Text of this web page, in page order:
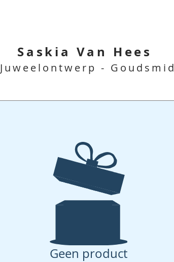
Saskia Van Hees
Juweelontwerp - Goudsmid
Geen product